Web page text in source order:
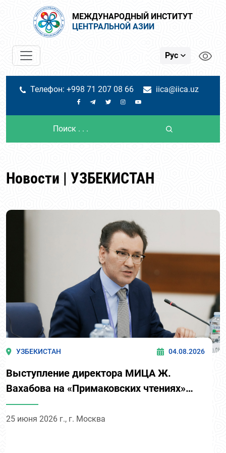
МЕЖДУНАРОДНЫЙ ИНСТИТУТ
ЦЕНТРАЛЬНОЙ АЗИИ
Рус
Телефон: +998 71 207 08 66 iica@iica.uz
Новости | УЗБЕКИСТАН
УЗБЕКИСТАН 04.08.2026
Выступление директора МИЦА Ж.
Вахабова на «Примаковских чтениях»
Стратегическая сессия 6 «Евразийская
безопасность 2035. Специальная сессия
25 июня 2026 г., г. Москва